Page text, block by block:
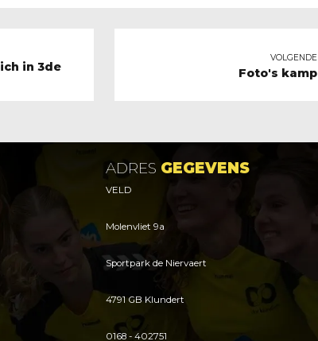
in 3de
VOLGENDE
Foto's kamp
ADRES GEGEVENS
VELD
Molenvliet 9a
Sportpark de Niervaert
4791 GB Klundert
0168 - 402751